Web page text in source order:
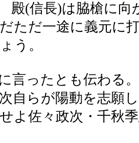
脇槍に向かわ
ただ一途に義元に
う。
言ったとも伝わ
自らが陽動を志願
よ佐々政次・千秋